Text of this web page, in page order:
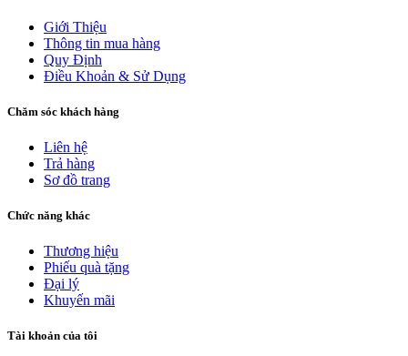
Giới Thiệu
Thông tin mua hàng
Quy Định
Điều Khoản & Sử Dụng
Chăm sóc khách hàng
Liên hệ
Trả hàng
Sơ đồ trang
Chức năng khác
Thương hiệu
Phiếu quà tặng
Đại lý
Khuyến mãi
Tài khoản của tôi